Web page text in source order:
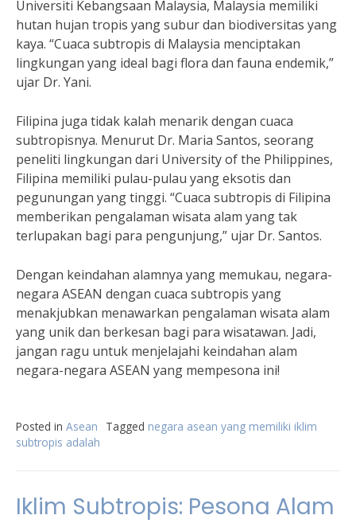
Universiti Kebangsaan Malaysia, Malaysia memiliki
hutan hujan tropis yang subur dan biodiversitas yang
kaya. “Cuaca subtropis di Malaysia menciptakan
lingkungan yang ideal bagi flora dan fauna endemik,”
ujar Dr. Yani.
Filipina juga tidak kalah menarik dengan cuaca
subtropisnya. Menurut Dr. Maria Santos, seorang
peneliti lingkungan dari University of the Philippines,
Filipina memiliki pulau-pulau yang eksotis dan
pegunungan yang tinggi. “Cuaca subtropis di Filipina
memberikan pengalaman wisata alam yang tak
terlupakan bagi para pengunjung,” ujar Dr. Santos.
Dengan keindahan alamnya yang memukau, negara-
negara ASEAN dengan cuaca subtropis yang
menakjubkan menawarkan pengalaman wisata alam
yang unik dan berkesan bagi para wisatawan. Jadi,
jangan ragu untuk menjelajahi keindahan alam
negara-negara ASEAN yang mempesona ini!
Posted in Asean Tagged negara asean yang memiliki iklim
subtropis adalah
Iklim Subtropis: Pesona Alam